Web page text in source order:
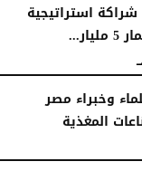
استراتيجية
وخبراء مصر
المغذية